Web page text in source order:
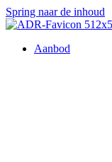
Spring naar de inhoud
Aanbod